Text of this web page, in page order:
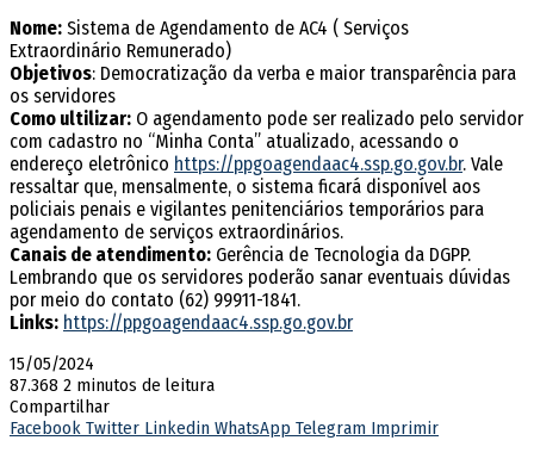
Nome: Sistema de Agendamento de AC4 ( Serviços
Extraordinário Remunerado)
Objetivos: Democratização da verba e maior transparência para
os servidores
Como ultilizar: O agendamento pode ser realizado pelo servidor
com cadastro no “Minha Conta” atualizado, acessando o
endereço eletrônico https://ppgoagendaac4.ssp.go.gov.br. Vale
ressaltar que, mensalmente, o sistema ficará disponível aos
policiais penais e vigilantes penitenciários temporários para
agendamento de serviços extraordinários.
Canais de atendimento: Gerência de Tecnologia da DGPP.
Lembrando que os servidores poderão sanar eventuais dúvidas
por meio do contato (62) 99911-1841.
Links: https://ppgoagendaac4.ssp.go.gov.br
15/05/2024
87.368 2 minutos de leitura
Compartilhar
Facebook Twitter Linkedin WhatsApp Telegram Imprimir